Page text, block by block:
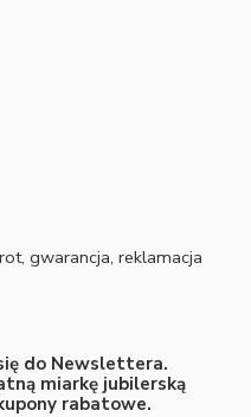
gwarancja, reklamacja
do Newslettera.
miarkę jubilerską
rabatowe.